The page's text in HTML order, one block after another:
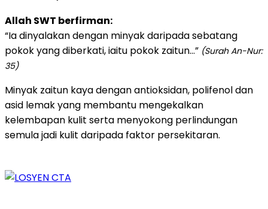
Allah SWT berfirman:
“Ia dinyalakan dengan minyak daripada sebatang
pokok yang diberkati, iaitu pokok zaitun…” (Surah An-Nur:
35)
Minyak zaitun kaya dengan antioksidan, polifenol dan
asid lemak yang membantu mengekalkan
kelembapan kulit serta menyokong perlindungan
semula jadi kulit daripada faktor persekitaran.